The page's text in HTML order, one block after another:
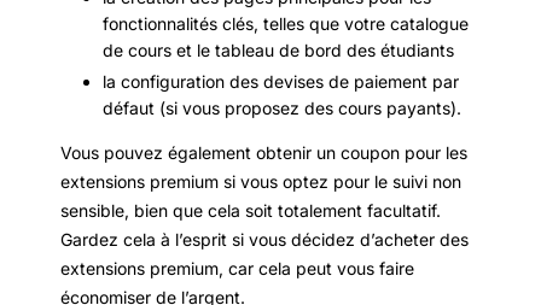
fonctionnalités clés, telles que votre catalogue
de cours et le tableau de bord des étudiants
la configuration des devises de paiement par
défaut (si vous proposez des cours payants).
Vous pouvez également obtenir un coupon pour les
extensions premium si vous optez pour le suivi non
sensible, bien que cela soit totalement facultatif.
Gardez cela à l’esprit si vous décidez d’acheter des
extensions premium, car cela peut vous faire
économiser de l’argent.